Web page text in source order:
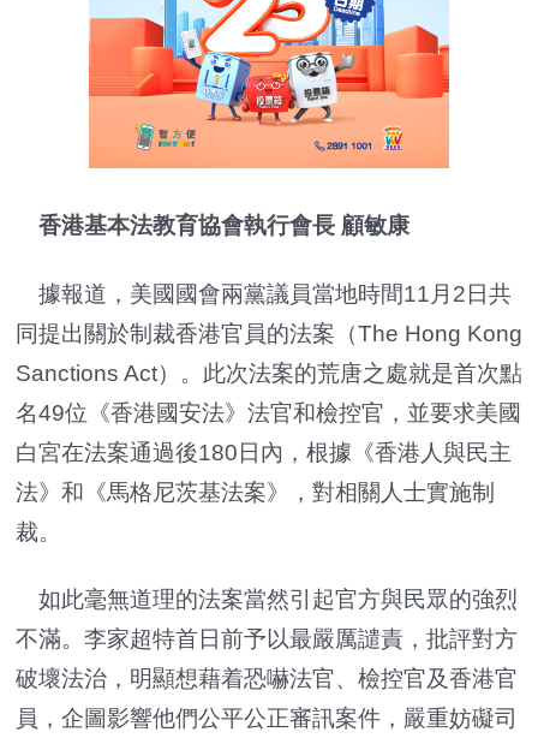
香港基本法教育協會執行會長 顧敏康
據報道，美國國會兩黨議員當地時間11月2日共
同提出關於制裁香港官員的法案（The Hong Kong
Sanctions Act）。此次法案的荒唐之處就是首次點
名49位《香港國安法》法官和檢控官，並要求美國
白宮在法案通過後180日內，根據《香港人與民主
法》和《馬格尼茨基法案》，對相關人士實施制
裁。
如此毫無道理的法案當然引起官方與民眾的強烈
不滿。李家超特首日前予以最嚴厲譴責，批評對方
破壞法治，明顯想藉着恐嚇法官、檢控官及香港官
員，企圖影響他們公平公正審訊案件，嚴重妨礙司